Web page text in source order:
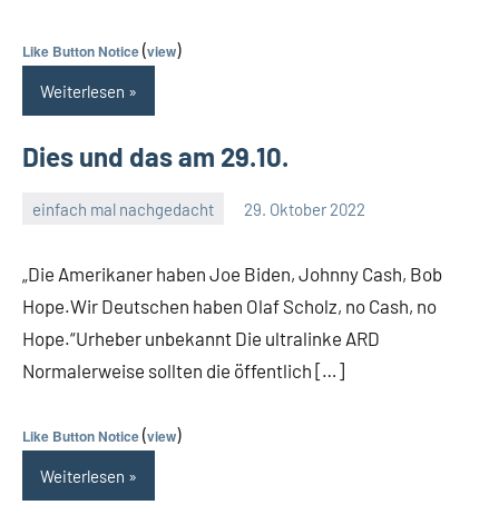
Like Button Notice(view)
Weiterlesen
Dies und das am 29.10.
einfach mal nachgedacht 29. Oktober 2022
„Die Amerikaner haben Joe Biden, Johnny Cash, Bob
Hope.Wir Deutschen haben Olaf Scholz, no Cash, no
Hope.“Urheber unbekannt Die ultralinke ARD
Normalerweise sollten die öffentlich […]
Like Button Notice(view)
Weiterlesen